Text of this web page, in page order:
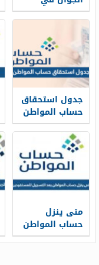
حساب المواطن
بالخطوات 1448
جدول استحقاق
حساب المواطن
1448 pdf
متى ينزل
حساب المواطن
بعد التسجيل